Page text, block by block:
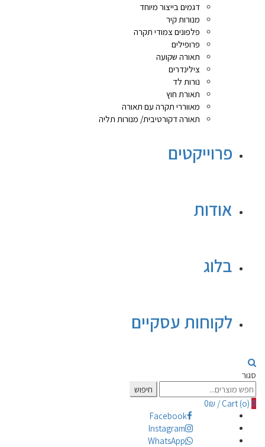
דגמים בייצור מיוחד
מנורות קיר
פלפונים צמודי תקרה
פרופילים
תאורה שקועה
צילינדרים
נורות לד
תאורת חוץ
מאווררי תקרה עם תאורה
תאורה דקורטיבית/ מנורות תליה
פרוייקטים
אודות
בלוג
לקוחות עסקיים
סגור
Search
for:
חיפוש
Cart (o) 0
/
0₪
Facebook
Instagram
WhatsApp